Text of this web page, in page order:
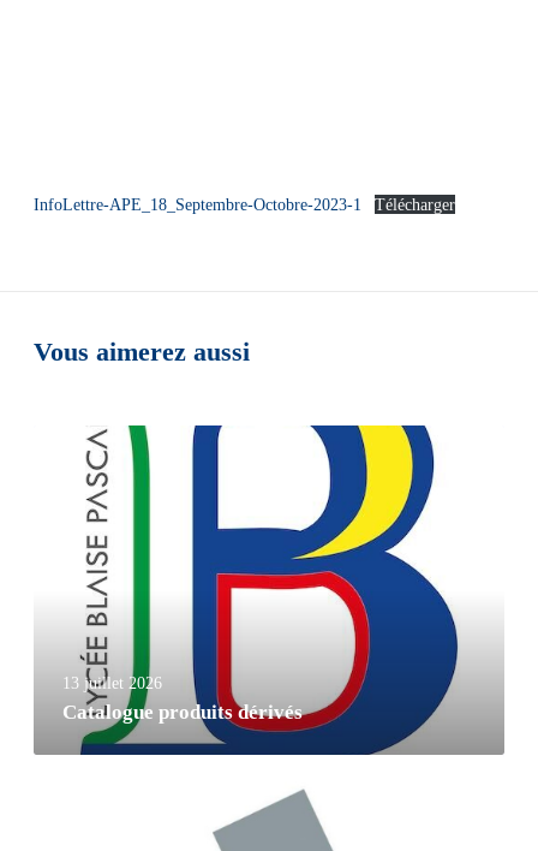
InfoLettre-APE_18_Septembre-Octobre-2023-1 Télécharger
Vous aimerez aussi
13 juillet 2026
Catalogue produits dérivés